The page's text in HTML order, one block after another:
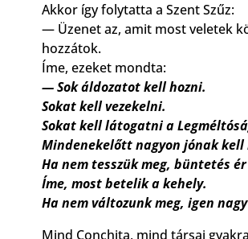
Akkor így folytatta a Szent Szűz:
— Üzenet az, amit most veletek
hozzátok.
Íme, ezeket mondta:
— Sok áldozatot kell hozni.
Sokat kell vezekelni.
Sokat kell látogatni a
Mindenekelőtt nagyon jónak kell
Ha nem tesszük meg, büntetés
Íme, most betelik a kehely.
Ha nem változunk meg, igen
Mind Conchita, mind társai